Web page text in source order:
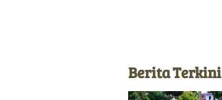
Berita Terkini